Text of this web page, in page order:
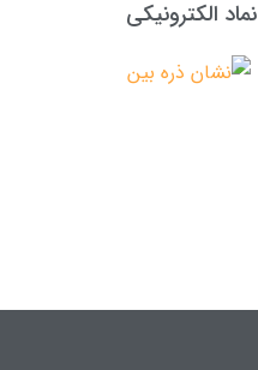
نماد الکترونیکی